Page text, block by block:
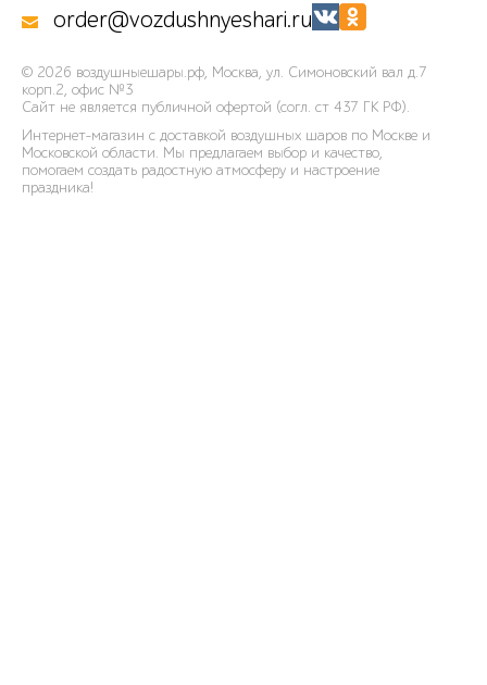
order@vozdushnyeshari.ru
© 2026 воздушныешары.рф, Москва, ул. Симоновский вал д.7
корп.2, офис №3
Сайт не является публичной офертой (согл. ст 437 ГК РФ).
Интернет-магазин с доставкой воздушных шаров по Москве и
Московской области. Мы предлагаем выбор и качество,
помогаем создать радостную атмосферу и настроение
праздника!